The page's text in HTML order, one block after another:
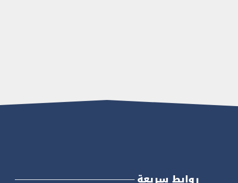
روابط سريعة